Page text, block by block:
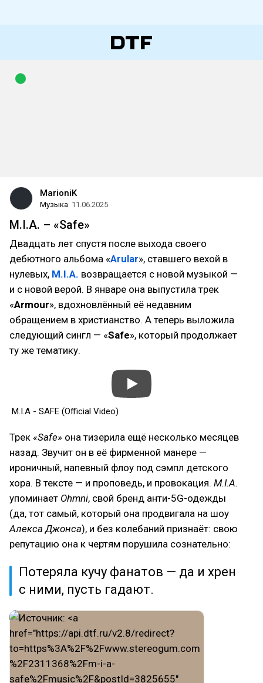
MarioniK
Музыка 11.06.2025
M.I.A. – «Safe»
Двадцать лет спустя после выхода своего
дебютного альбома «Arular», ставшего вехой в
нулевых, M.I.A. возвращается с новой музыкой —
и с новой верой. В январе она выпустила трек
«Armour», вдохновлённый её недавним
обращением в христианство. А теперь выложила
следующий сингл — «Safe», который продолжает
ту же тематику.
M.I.A - SAFE (Official Video)
Трек «Safe» она тизерила ещё несколько месяцев
назад. Звучит он в её фирменной манере —
ироничный, напевный флоу под сэмпл детского
хора. В тексте — и проповедь, и провокация. M.I.A.
упоминает Ohmni, свой бренд анти-5G-одежды
(да, тот самый, который она продвигала на шоу
Алекса Джонса), и без колебаний признаёт: свою
репутацию она к чертям порушила сознательно:
Потеряла кучу фанатов — да и хрен
с ними, пусть гадают.